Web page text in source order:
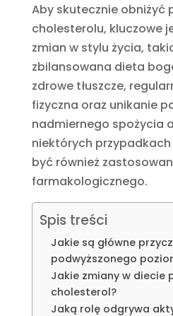
Aby skutecznie obniżyć
cholesterolu, kluczowe
zmian w stylu życia,
zbilansowana dieta
zdrowe tłuszcze,
fizyczna oraz unikanie
nadmiernego spożycia
niektórych
być również
farmakologicznego.
Spis treści
Jakie są główne
podwyższonego
Jakie zmiany w diecie
cholesterol?
Jaką rolę odgrywa